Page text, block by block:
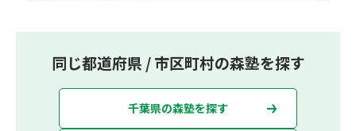
同じ都道府県 / 市区町村の森塾を探す
千葉県の森塾を探す